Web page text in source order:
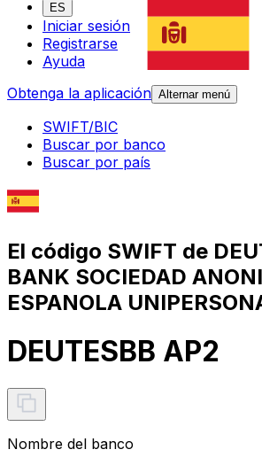
ES
Iniciar sesión
Registrarse
Ayuda
Obtenga la aplicación Alternar menú
SWIFT/BIC
Buscar por banco
Buscar por país
El código SWIFT de
BANK SOCIEDAD
ESPANOLA
DEUTESBB AP2
Nombre del banco